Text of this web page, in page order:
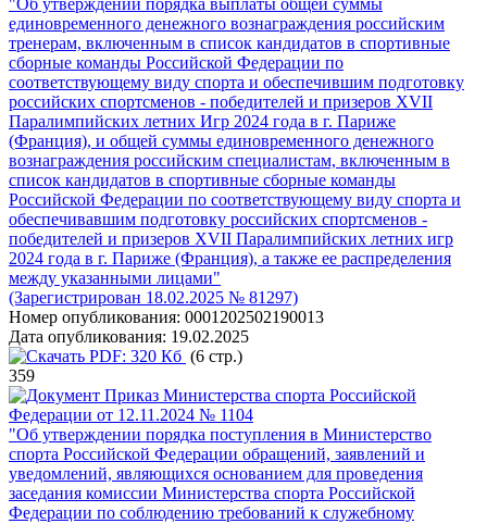
"Об утверждении порядка выплаты общей суммы
единовременного денежного вознаграждения российским
тренерам, включенным в список кандидатов в спортивные
сборные команды Российской Федерации по
соответствующему виду спорта и обеспечившим подготовку
российских спортсменов - победителей и призеров ХVII
Паралимпийских летних Игр 2024 года в г. Париже
(Франция), и общей суммы единовременного денежного
вознаграждения российским специалистам, включенным в
список кандидатов в спортивные сборные команды
Российской Федерации по соответствующему виду спорта и
обеспечивавшим подготовку российских спортсменов -
победителей и призеров ХVII Паралимпийских летних игр
2024 года в г. Париже (Франция), а также ее распределения
между указанными лицами"
(Зарегистрирован 18.02.2025 № 81297)
Номер опубликования: 0001202502190013
Дата опубликования: 19.02.2025
PDF: 320 Кб (6 стр.)
359
Приказ Министерства спорта Российской
Федерации от 12.11.2024 № 1104
"Об утверждении порядка поступления в Министерство
спорта Российской Федерации обращений, заявлений и
уведомлений, являющихся основанием для проведения
заседания комиссии Министерства спорта Российской
Федерации по соблюдению требований к служебному